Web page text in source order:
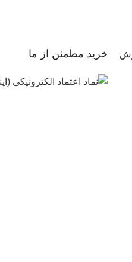
خرید مطمئن از ما